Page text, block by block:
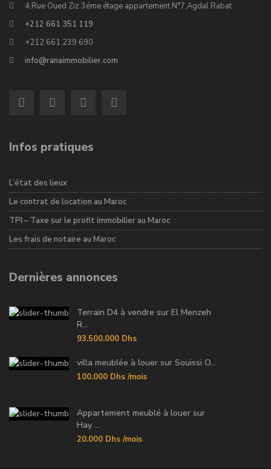
4,Rue Oued Ziz 3éme étage appartement N°7,Agdal Rabat
+212 661 351 119
+212 661 239 690
info@ranaimmobilier.com
Infos pratiques
L’état des lieux
Le contrat de location au Maroc
TPI – Taxe sur le profit immobilier au Maroc
Les frais de notaire au Maroc
Dernières annonces
Terrain D4 à vendre sur El Menzeh
R...
93.500.000 Dhs
villa meublée à louer sur Souissi O...
100.000 Dhs /mois
Appartement meublé à louer sur
Hay ...
20.000 Dhs /mois